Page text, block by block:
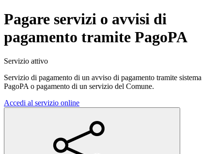
Pagare servizi o avvisi di
pagamento tramite PagoPA
Servizio attivo
Servizio di pagamento di un avviso di pagamento tramite sistema
PagoPA o pagamento di un servizio del Comune.
Accedi al servizio online